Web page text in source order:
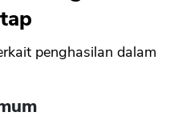
penghasilan dalam